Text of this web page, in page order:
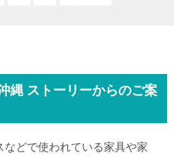
縄 ストーリーからのご案
どで使われている家具や家